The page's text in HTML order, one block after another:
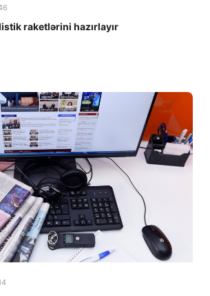
raketlərini hazırlayır